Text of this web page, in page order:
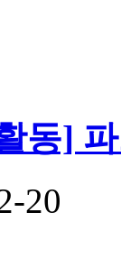
동]
20